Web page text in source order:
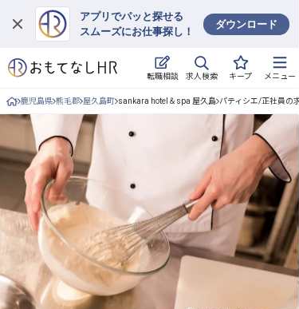
アプリでパッと探せる
スムーズにお仕事探し！
ダウンロード
転職相談 求人検索 キープ メニュー
ログイン
求人・施設を探す
キープした求人
就職・転職 合同説明会
おもてなしHRについて
ご利用の流れ
よくある質問
鹿児島県 熊毛郡 屋久島町 sankara hotel＆spa 屋久島 パティシエ/正社員の